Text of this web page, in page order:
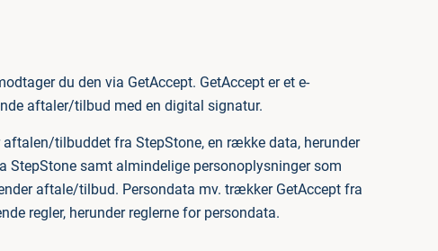
du den via GetAccept. GetAccept er et e-
aftaler/tilbud med en digital signatur.
tilbuddet fra StepStone, en række data, herunder
samt almindelige personoplysninger som
aftale/tilbud. Persondata mv. trækker GetAccept fra
regler, herunder reglerne for persondata.